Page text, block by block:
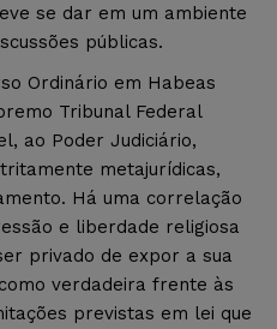
se dar em um ambiente
públicas.
Ordinário em Habeas
Tribunal Federal
ao Poder Judiciário,
metajurídicas,
Há uma correlação
e liberdade religiosa
privado de expor a sua
verdadeira frente às
previstas em lei que